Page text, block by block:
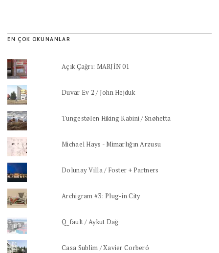
EN ÇOK OKUNANLAR
Açık Çağrı: MARJİN 01
Duvar Ev 2 / John Hejduk
Tungestølen Hiking Kabini / Snøhetta
Michael Hays - Mimarlığın Arzusu
Dolunay Villa / Foster + Partners
Archigram #3: Plug-in City
Q_fault / Aykut Dağ
Casa Sublim / Xavier Corberó